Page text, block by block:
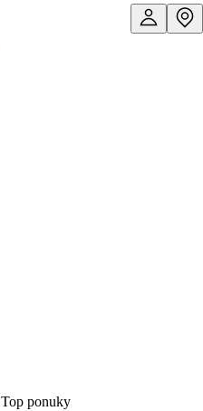
Top ponuky